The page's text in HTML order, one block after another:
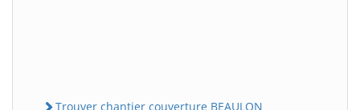
Trouver chantier couverture BEAULON